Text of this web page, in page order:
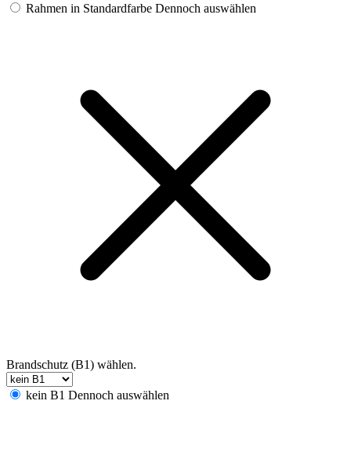
Rahmen in Standardfarbe Dennoch auswählen
Brandschutz (B1) wählen.
kein B1 Dennoch auswählen